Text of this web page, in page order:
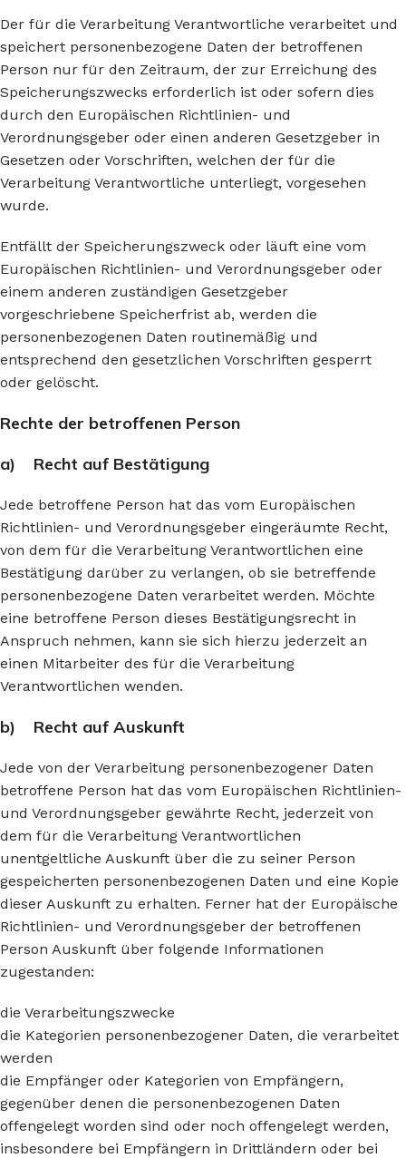
Der für die Verarbeitung Verantwortliche verarbeitet und
speichert personenbezogene Daten der betroffenen
Person nur für den Zeitraum, der zur Erreichung des
Speicherungszwecks erforderlich ist oder sofern dies
durch den Europäischen Richtlinien- und
Verordnungsgeber oder einen anderen Gesetzgeber in
Gesetzen oder Vorschriften, welchen der für die
Verarbeitung Verantwortliche unterliegt, vorgesehen
wurde.
Entfällt der Speicherungszweck oder läuft eine vom
Europäischen Richtlinien- und Verordnungsgeber oder
einem anderen zuständigen Gesetzgeber
vorgeschriebene Speicherfrist ab, werden die
personenbezogenen Daten routinemäßig und
entsprechend den gesetzlichen Vorschriften gesperrt
oder gelöscht.
Rechte der betroffenen Person
a) Recht auf Bestätigung
Jede betroffene Person hat das vom Europäischen
Richtlinien- und Verordnungsgeber eingeräumte Recht,
von dem für die Verarbeitung Verantwortlichen eine
Bestätigung darüber zu verlangen, ob sie betreffende
personenbezogene Daten verarbeitet werden. Möchte
eine betroffene Person dieses Bestätigungsrecht in
Anspruch nehmen, kann sie sich hierzu jederzeit an
einen Mitarbeiter des für die Verarbeitung
Verantwortlichen wenden.
b) Recht auf Auskunft
Jede von der Verarbeitung personenbezogener Daten
betroffene Person hat das vom Europäischen Richtlinien-
und Verordnungsgeber gewährte Recht, jederzeit von
dem für die Verarbeitung Verantwortlichen
unentgeltliche Auskunft über die zu seiner Person
gespeicherten personenbezogenen Daten und eine Kopie
dieser Auskunft zu erhalten. Ferner hat der Europäische
Richtlinien- und Verordnungsgeber der betroffenen
Person Auskunft über folgende Informationen
zugestanden:
die Verarbeitungszwecke
die Kategorien personenbezogener Daten, die verarbeitet
werden
die Empfänger oder Kategorien von Empfängern,
gegenüber denen die personenbezogenen Daten
offengelegt worden sind oder noch offengelegt werden,
insbesondere bei Empfängern in Drittländern oder bei